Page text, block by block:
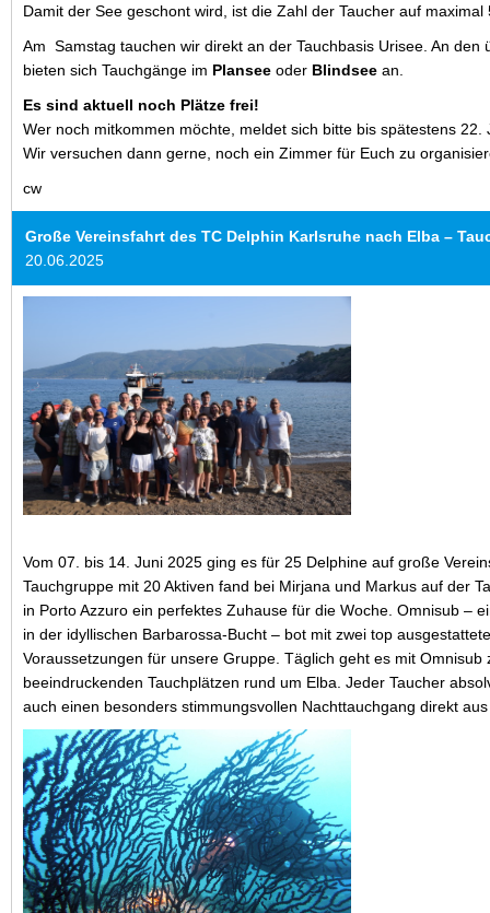
Damit der See geschont wird, ist die Zahl der Taucher auf
Am Samstag tauchen wir direkt an der Tauchbasis Urisee. An
bieten sich Tauchgänge im Planseeoder Blindseean.
Es sind aktuell noch Plätze frei!
Wer noch mitkommen möchte, meldet sich bitte bis spätestens 22.
Wir versuchen dann gerne, noch ein Zimmer für Euch zu
cw
Große Vereinsfahrt des TC Delphin Karlsruhe nach Elba –
20.06.2025
Vom 07. bis 14. Juni 2025 ging es für 25 Delphine auf große
Tauchgruppe mit 20 Aktiven fand bei Mirjana und Markus auf der
in Porto Azzuro ein perfektes Zuhause für die Woche. Omnisub –
in der idyllischen Barbarossa-Bucht – bot mit zwei top
Voraussetzungen für unsere Gruppe. Täglich geht es mit Omnisub
beeindruckenden Tauchplätzen rund um Elba. Jeder Taucher
auch einen besonders stimmungsvollen Nachttauchgang direkt